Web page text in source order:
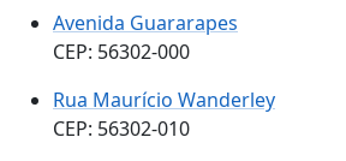
Avenida Guararapes
CEP: 56302-000
Rua Maurício Wanderley
CEP: 56302-010